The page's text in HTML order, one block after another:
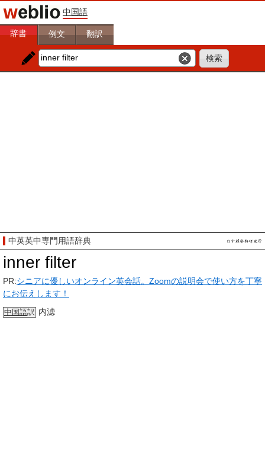
中国語
辞書 例文 翻訳
中英英中専門用語辞典
inner filter
PR:シニアに優しいオンライン英会話。Zoomの説明会で使い方を丁寧
にお伝えします！
中国語訳 内滤